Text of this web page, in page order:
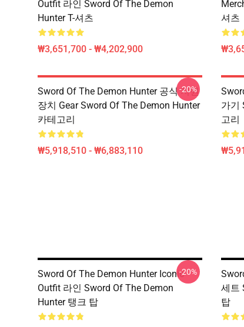
Outfit 라인 Sword Of The Demon
Hunter T-셔츠
₩3,651,700 - ₩4,202,900
셔츠
Sword Of The Demon Hunter 공식 지원
장치 Gear Sword Of The Demon Hunter
카테고리
₩5,918,510 - ₩6,883,110
-20%
가기
고리
Sword Of The Demon Hunter Iconic
Outfit 라인 Sword Of The Demon
Hunter 탱크 탑
-20%
세트
탑